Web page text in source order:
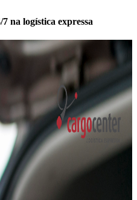
na logística expressa